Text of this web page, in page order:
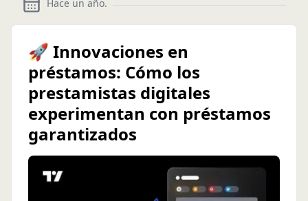
Hace un año.
🚀 Innovaciones en
préstamos: Cómo los
prestamistas digitales
experimentan con préstamos
garantizados